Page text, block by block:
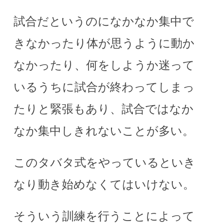
試合だというのになかなか集中で
きなかったり体が思うように動か
なかったり、何をしようか迷って
いるうちに試合が終わってしまっ
たりと緊張もあり、試合ではなか
なか集中しきれないことが多い。
このタバタ式をやっているといき
なり動き始めなくてはいけない。
そういう訓練を行うことによって